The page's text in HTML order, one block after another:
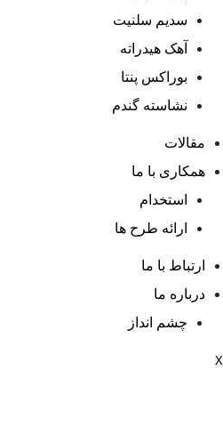
سدیم سلنیت
آهک هیدراته
بوراکس پنتا
نشاسته گندم
مقالات
همکاری با ما
استخدام
ارائه طرح ها
ارتباط با ما
درباره ما
چشم انداز
X